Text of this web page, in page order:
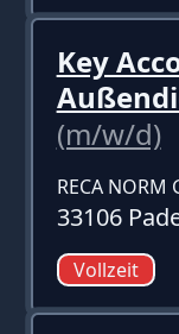
Key
(m/w/d)
RECA NORM
33106
Vollzeit